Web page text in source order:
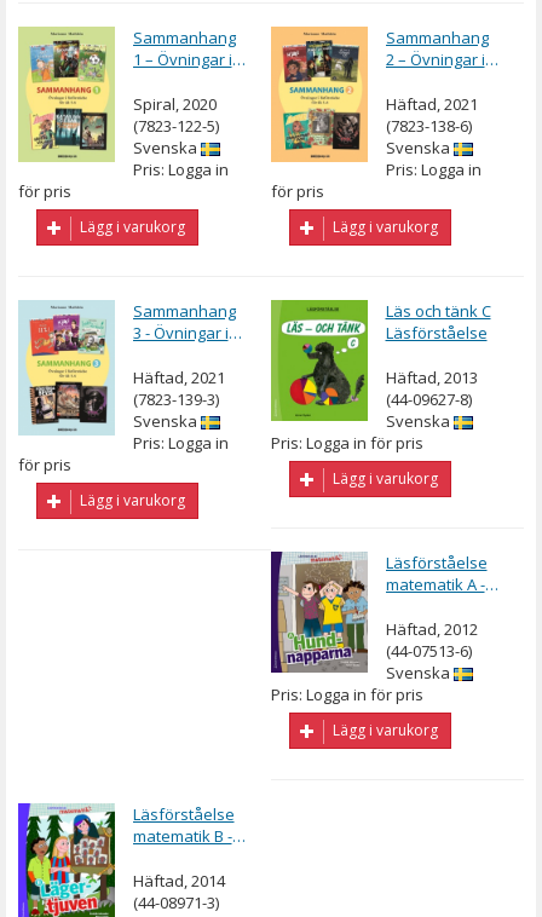
Sammanhang
1 – Övningar i
Spiral, 2020
(7823-122-5)
Svenska
Pris: Logga in
för pris
Lägg i varukorg
Sammanhang
2 – Övningar i
Häftad, 2021
(7823-138-6)
Svenska
Pris: Logga in
för pris
Lägg i varukorg
Sammanhang
3 - Övningar i
Häftad, 2021
(7823-139-3)
Svenska
Pris: Logga in
för pris
Lägg i varukorg
Läs och tänk C
Läsförståelse
Häftad, 2013
(44-09627-8)
Svenska
Pris: Logga in för pris
Lägg i varukorg
Läsförståelse
matematik A -
Häftad, 2012
(44-07513-6)
Svenska
Pris: Logga in för pris
Lägg i varukorg
Läsförståelse
matematik B -
Häftad, 2014
(44-08971-3)